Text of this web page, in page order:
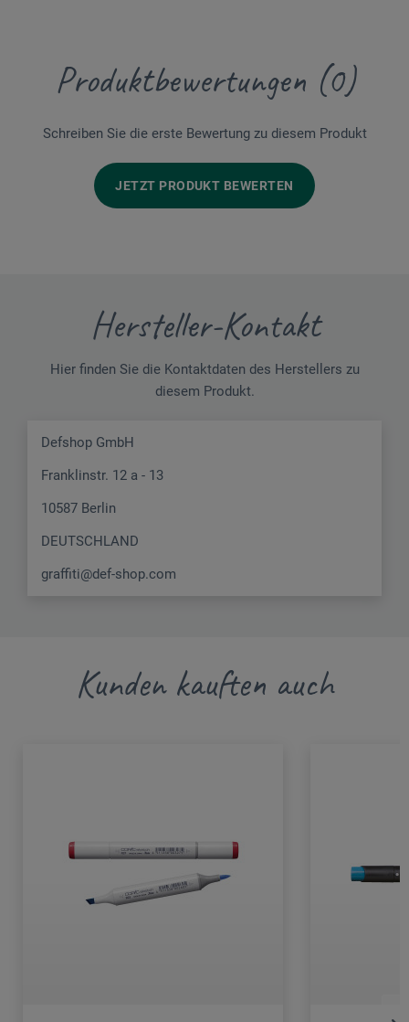
Produktbewertungen (0)
Schreiben Sie die erste Bewertung zu diesem Produkt
JETZT PRODUKT BEWERTEN
Hersteller-Kontakt
Hier finden Sie die Kontaktdaten des Herstellers zu
diesem Produkt.
Defshop GmbH
Franklinstr. 12 a - 13
10587 Berlin
DEUTSCHLAND
graffiti@def-shop.com
Kunden kauften auch